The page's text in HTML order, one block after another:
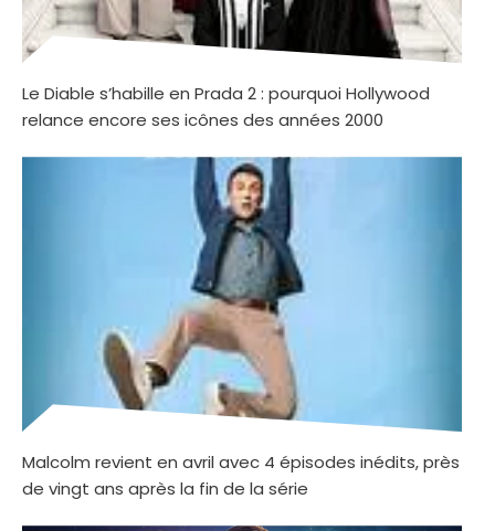
Le Diable s’habille en Prada 2 : pourquoi Hollywood
relance encore ses icônes des années 2000
Malcolm revient en avril avec 4 épisodes inédits, près
de vingt ans après la fin de la série